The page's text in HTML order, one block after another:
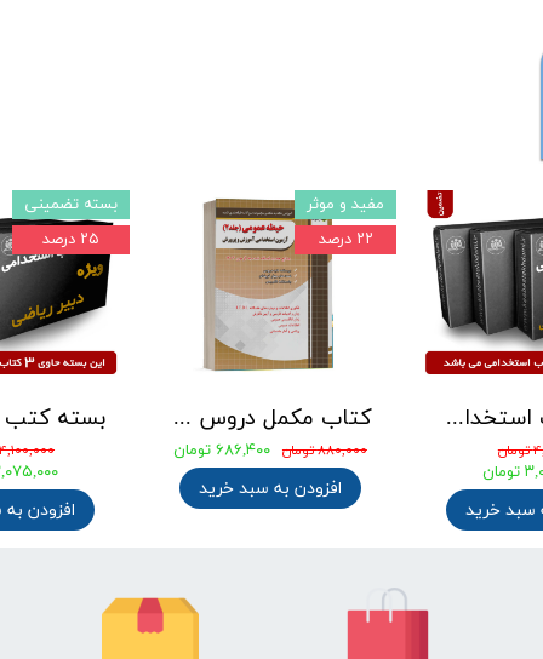
۴,۱۰۰,۰۰۰ تومان
۳,۰۷۵,۰۰۰
افزودن
بسته تضمینی
۲۵ درصد
کتاب مکمل دروس حیطه عمومی ویژه آزمون استخدامی آموزش و پرورش 1405 نشر چهارخونه
۸۸۰,۰۰۰ تومان ۶۸۶,۴۰۰ تومان
افزودن به سبد خرید
مفید و موثر
۲۲ درصد
بسته کتب استخدامی دبیری علوم تجربی - شیمی آزمون آموزش و پرورش 1405
سبد خرید